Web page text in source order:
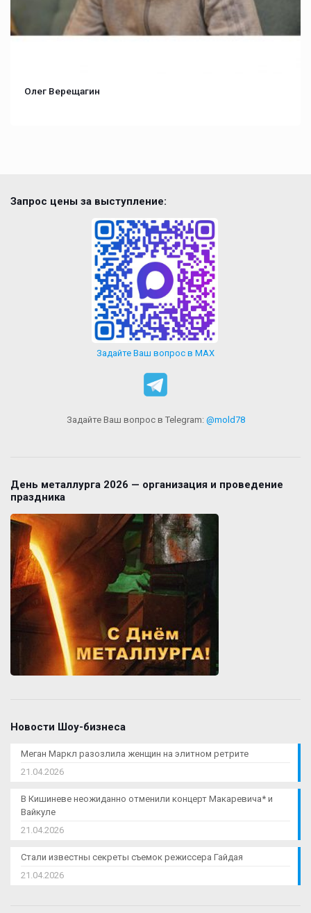
Олег Верещагин
Запрос цены за выступление:
Задайте Ваш вопрос в MAX
Задайте Ваш вопрос в Telegram: @mold78
День металлурга 2026 — организация и проведение
праздника
Новости Шоу-бизнеса
Меган Маркл разозлила женщин на элитном ретрите
21.04.2026
В Кишиневе неожиданно отменили концерт Макаревича* и
Вайкуле
21.04.2026
Стали известны секреты съемок режиссера Гайдая
21.04.2026